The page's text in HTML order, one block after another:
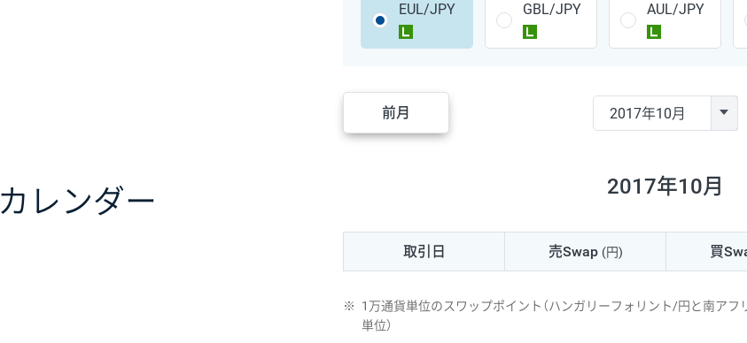
カレンダー
PLN/JPY 35円
HUF/JPY 16円
ZAR/JPY 130円
MXN/JPY 140円
AUD/USD
EUL/JPY
GBL/JPY
AUL/JPY
前月
2017年10月
取引日 売Swap (円) 買
※
1万通貨単位のスワップポイント（ハンガリーフォリント/円と南ア
単位）